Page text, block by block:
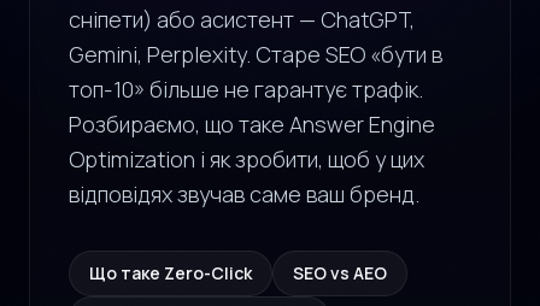
сніпети) або асистент — ChatGPT,
Gemini, Perplexity. Старе SEO «бути в
топ-10» більше не гарантує трафік.
Розбираємо, що таке Answer Engine
Optimization і як зробити, щоб у цих
відповідях звучав саме ваш бренд.
Що таке Zero-Click
SEO vs AEO